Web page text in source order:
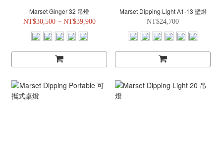
Marset Ginger 32 吊燈
NT$30,500 ~ NT$39,900
Marset Dipping Light A1-13 壁燈
NT$24,700